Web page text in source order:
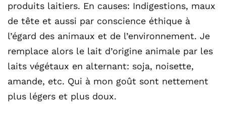
produits laitiers. En causes: Indigestions, maux
de tête et aussi par conscience éthique à
l’égard des animaux et de l’environnement. Je
remplace alors le lait d’origine animale par les
laits végétaux en alternant: soja, noisette,
amande, etc. Qui à mon goût sont nettement
plus légers et plus doux.